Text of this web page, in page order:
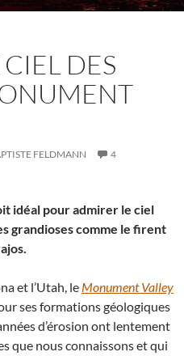
DES
FELDMANN
4
idéal pour admirer le ciel
grandioses comme le firent
et l’Utah, le Monument Valley
ses formations géologiques
d’érosion ont lentement
que nous connaissons et qui